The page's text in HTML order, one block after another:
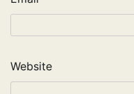
Website